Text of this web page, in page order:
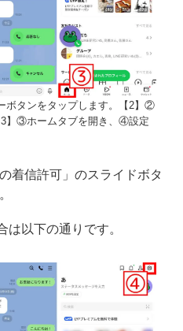
ボタンをタップします。【2】②
3】③ホームタブを開き、④設定
着信許可」のスライドボタ
以下の通りです。